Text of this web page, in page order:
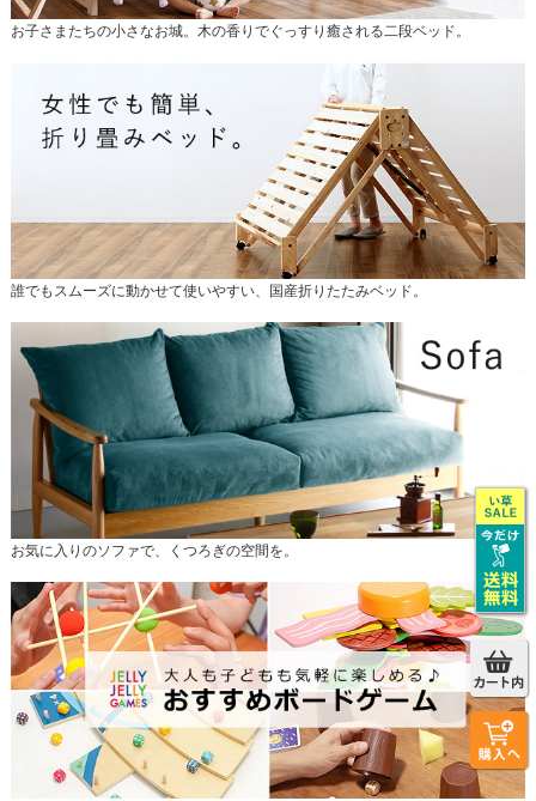
お子さまたちの小さなお城。木の香りでぐっすり癒される二段ベッド。
誰でもスムーズに動かせて使いやすい、国産折りたたみベッド。
お気に入りのソファで、くつろぎの空間を。